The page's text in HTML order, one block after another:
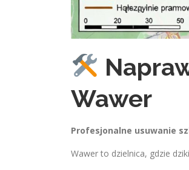
Wawer
Profesjonalne usuwanie
Wawer to dzielnica, gdzie